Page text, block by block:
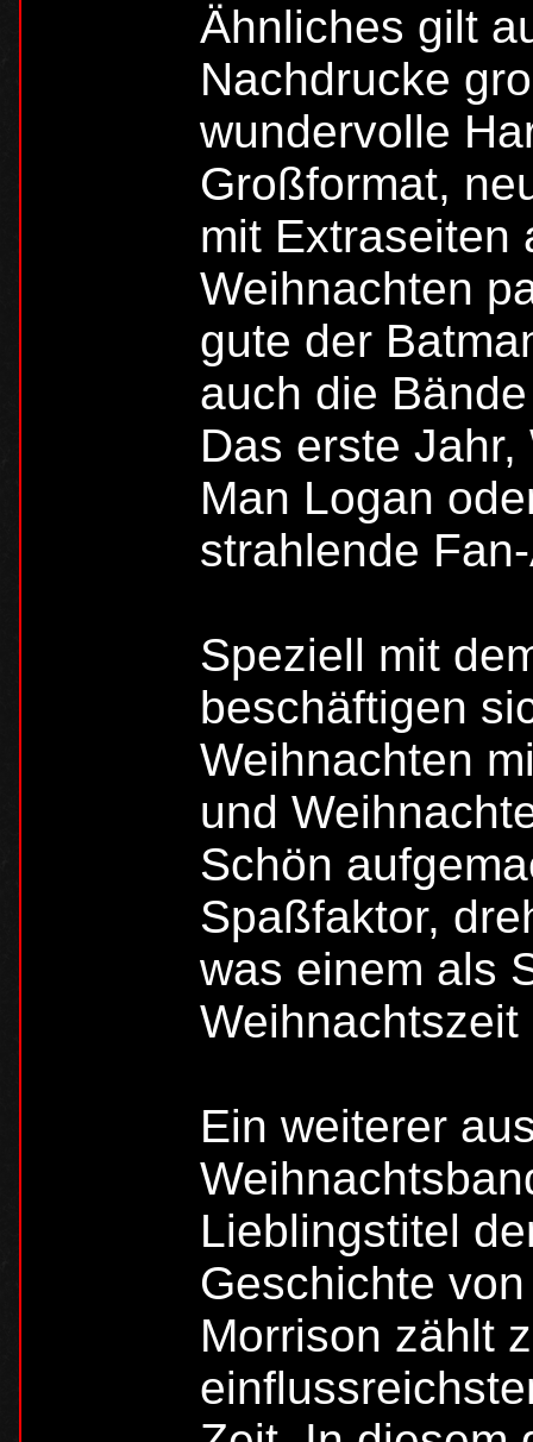
Ähnliches gilt
Nachdrucke
wundervolle
Großformat,
mit Extraseiten
Weihnachten
gute der
auch die
Das erste
Man Logan
strahlende
Speziell mit
beschäftigen
Weihnachten
und
Schön
Spaßfaktor,
was einem als
Ein weiterer
Lieblingstitel
Geschichte
Morrison zählt